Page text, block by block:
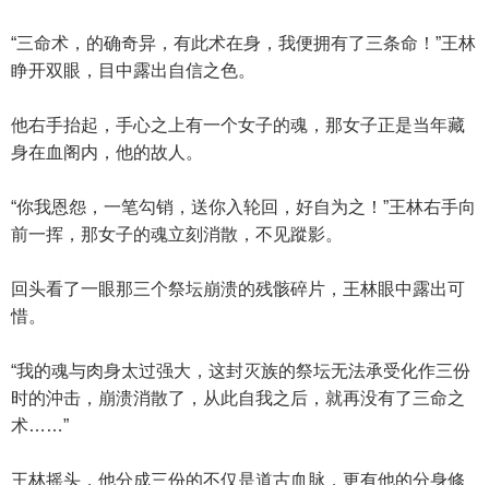
“三命术，的确奇异，有此术在身，我便拥有了三条命！”王林
睁开双眼，目中露出自信之色。
他右手抬起，手心之上有一个女子的魂，那女子正是当年藏
身在血阁内，他的故人。
“你我恩怨，一笔勾销，送你入轮回，好自为之！”王林右手向
前一挥，那女子的魂立刻消散，不见蹤影。
回头看了一眼那三个祭坛崩溃的残骸碎片，王林眼中露出可
惜。
“我的魂与肉身太过强大，这封灭族的祭坛无法承受化作三份
时的沖击，崩溃消散了，从此自我之后，就再没有了三命之
术……”
王林摇头，他分成三份的不仅是道古血脉，更有他的分身修